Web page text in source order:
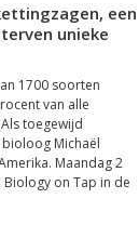
een
unieke
1700 soorten
van alle
toegewijd
Michaël
Maandag 2
on Tap in de